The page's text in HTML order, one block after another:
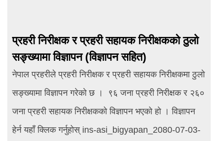
प्रहरी निरीक्षक र प्रहरी सहायक निरीक्षकको ठुलो
सङ्ख्यामा विज्ञापन (विज्ञापन सहित)
नेपाल प्रहरीले प्रहरी निरीक्षक र प्रहरी सहायक निरीक्षकमा ठुलो
सङ्ख्यामा विज्ञापन गरेको छ । ९६ जना प्रहरी निरीक्षक र २६०
जना प्रहरी सहायक निरीक्षकको विज्ञापन भएको हो । विज्ञापन
हेर्न यहाँ क्लिक गर्नुहोस् ins-asi_bigyapan_2080-07-03-